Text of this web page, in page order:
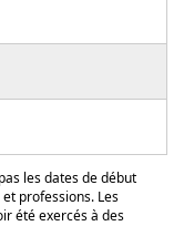
les dates de début
professions. Les
été exercés à des